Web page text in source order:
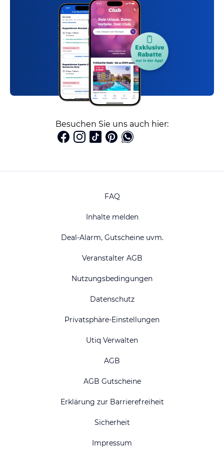
Besuchen Sie uns auch hier:
FAQ
Inhalte melden
Deal-Alarm, Gutscheine uvm.
Veranstalter AGB
Nutzungsbedingungen
Datenschutz
Privatsphäre-Einstellungen
Utiq Verwalten
AGB
AGB Gutscheine
Erklärung zur Barrierefreiheit
Sicherheit
Impressum